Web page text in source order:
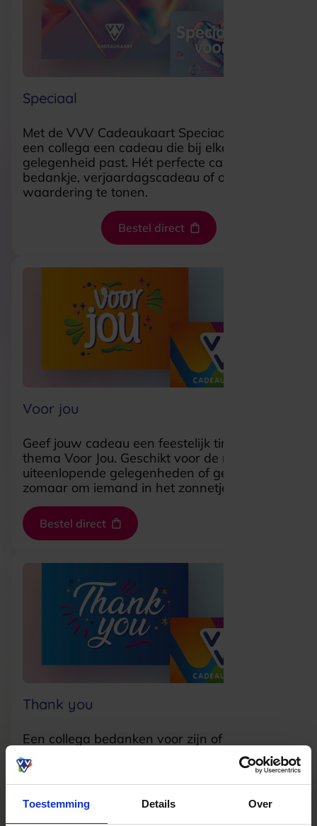
Toestemming Details Over
Speciaal
Met de VVV Cadeaukaart Speciaal geef je
een collega een cadeau die bij elke
gelegenheid past. Hét perfecte cadeau als
bedankje, verjaardagscadeau of om je
waardering te tonen.
Bestel direct
Voor jou
Geef jouw cadeau een feestelijk tintje met het
thema Voor Jou. Geschikt voor de meest
uiteenlopende gelegenheden of gewoon
zomaar om iemand in het zonnetje te zetten.
Bestel direct
Thank you
Een collega bedanken voor zijn of haar inzet
of gewoon zomaar? Geef dan de VVV
Cadeaukaart in het feestelijke thema 'Thank
you'.